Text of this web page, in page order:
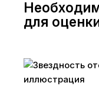
для